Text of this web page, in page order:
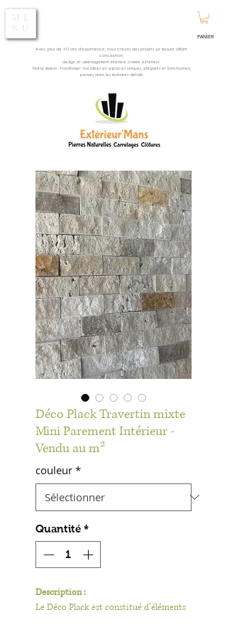
PANIER
Avec plus de 30 ans d’expérience, nous créons des projets sur mesure alliant
conception,
design et aménagement intérieur comme extérieur.
Notre mission : transformer vos idées en espaces uniques, élégants et fonctionnels,
pensés dans les moindres détails.
ME
NU
Déco Plack Travertin mixte
Mini Parement Intérieur -
Vendu au m²
couleur *
Quantité *
Description :
Le Déco Plack est constitué d’éléments